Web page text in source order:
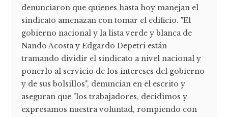
denunciaron que quienes hasta hoy manejan el
sindicato amenazan con tomar el edificio. "El
gobierno nacional y la lista verde y blanca de
Nando Acosta y Edgardo Depetri están
tramando dividir el sindicato a nivel nacional y
ponerlo al servicio de los intereses del gobierno
y de sus bolsillos", denuncian en el escrito y
aseguran que "los trabajadores, decidimos y
expresamos nuestra voluntad, rompiendo con